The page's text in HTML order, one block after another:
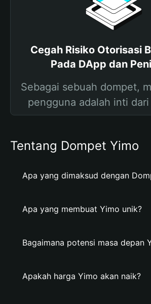
Cegah Risiko Otorisasi
Pada DApp dan
Sebagai sebuah dompet,
pengguna adalah inti
Tentang Dompet Yimo
Apa yang dimaksud dengan
Apa yang membuat Yimo unik?
Bagaimana potensi masa depan
Apakah harga Yimo akan naik?